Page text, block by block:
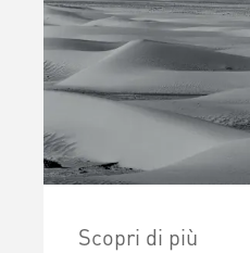
Scopri di più